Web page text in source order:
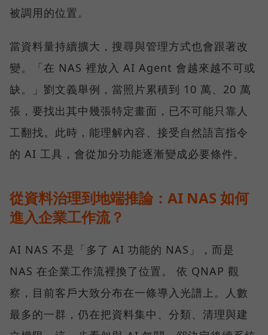
被調用的位置。
當資料量持續擴大，搜尋與管理方式也會跟著改
變。「在 NAS 裡放入 AI Agent 會越來越不可或
缺。」劉文義舉例，當照片累積到 10 萬、20 萬
張，要找出其中幾張特定畫面，已不可能只靠人
工翻找。此時，能理解內容、接受自然語言指令
的 AI 工具，會從加分功能逐漸變成必要條件。
從資料治理到地端推論：AI NAS 如何
進入企業工作流？
AI NAS 不是「多了 AI 功能的 NAS」，而是
NAS 在企業工作流裡換了位置。 依 QNAP 觀
察，目前客戶大致分布在一條導入光譜上。人數
最多的一群，仍在把資料集中、分類、清理與建